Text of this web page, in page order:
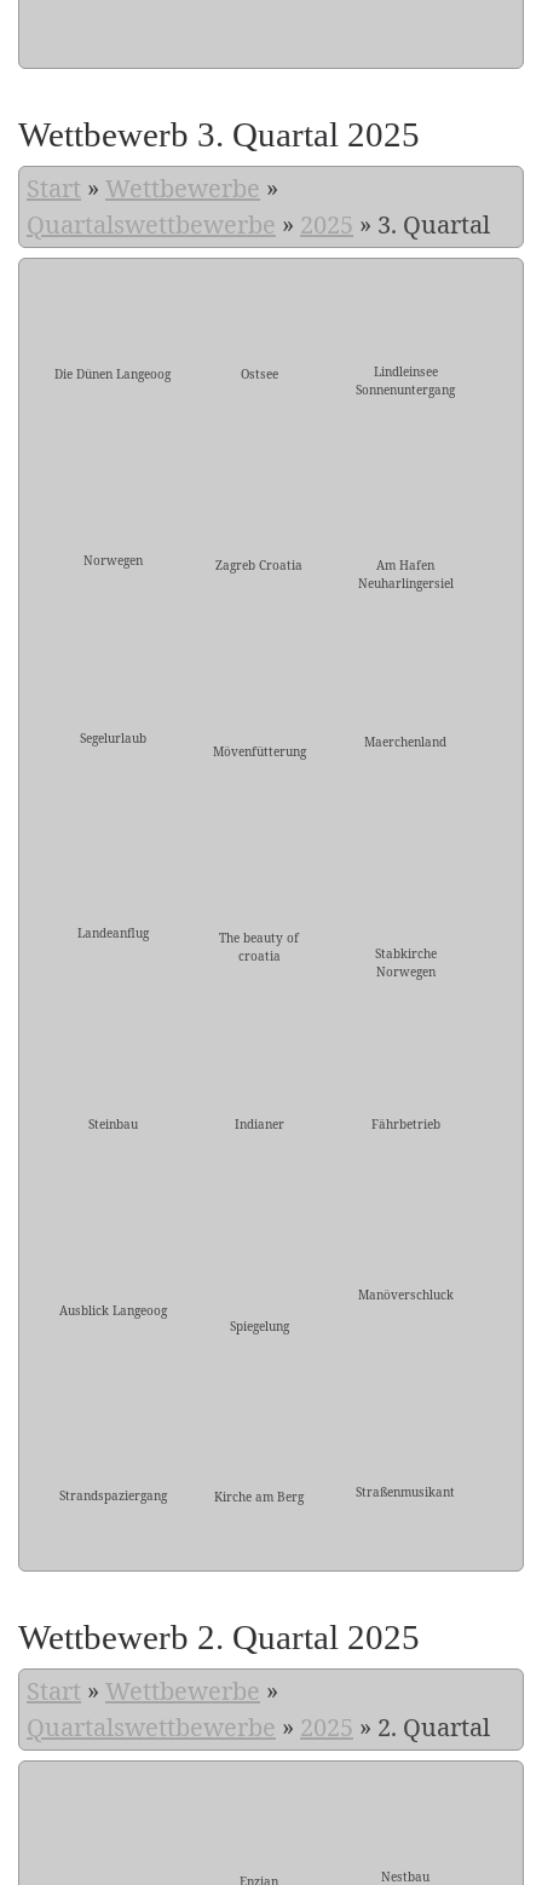
Wettbewerb 3. Quartal 2025
Start » Wettbewerbe »
Quartalswettbewerbe » 2025 » 3. Quartal
Die Dünen Langeoog Ostsee
Lindleinsee
Sonnenuntergang
Norwegen Zagreb Croatia
Am Hafen
Neuharlingersiel
Segelurlaub
Mövenfütterung
Maerchenland
Landeanflug
The beauty of
croatia
Stabkirche
Norwegen
Steinbau Indianer Fährbetrieb
Ausblick Langeoog
Spiegelung
Manöverschluck
Strandspaziergang Kirche am Berg Straßenmusikant
Wettbewerb 2. Quartal 2025
Start » Wettbewerbe »
Quartalswettbewerbe » 2025 » 2. Quartal
Enzian Nestbau